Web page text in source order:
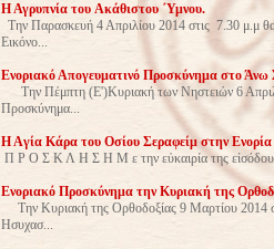
Η Αγρυπνία του Aκάθιστου ΄Υμνου.
Την Παρασκευή 4 Απριλίου 2014 στις 7.30 μ.μ
Εικόνο...
Ενοριακό Απογευματινό Προσκύνημα στο
Tην Πέμπτη (Ε')Κυριακή των Νηστειών 6
Προσκύνημα...
H Aγία Κάρα του Οσίου Σεραφείμ στην
Π Ρ Ο Σ Κ Λ Η Σ Η Μ ε την εὐκαιρία της εἰσόδου
Ενοριακό Προσκύνημα την Κυριακή της
Την Κυριακή της Ορθοδοξίας 9 Μαρτίου 2014
Ησυχασ...